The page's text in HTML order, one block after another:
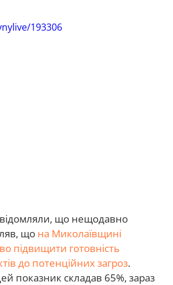
193306
що нещодавно
що на Миколаївщині
підвищити готовність
до потенційних загроз.
показник складав 65%, зараз